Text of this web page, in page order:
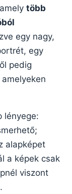
több
egy nagy,
egy
pedig
lényege:
alapképet
a képek csak
viszont